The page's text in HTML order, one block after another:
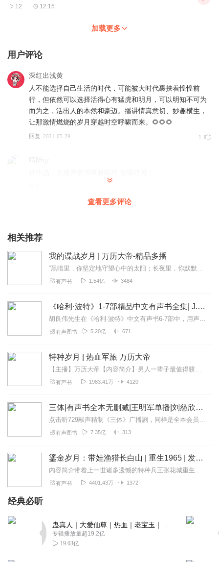
12 12:15
加载更多
用户评论
深红出浅黄
人不能选择自己生活的时代，可能被大时代裹挟着惶惶前
行，但依然可以选择活得心有猛虎和明月，可以明知不可为
而为之，活出人的本然和豪迈。播讲情真意切、妙趣横生，
让那激情燃烧的岁月穿越时空呼啸而来。🌻🌻🌻
回复 2021-05-29 1
查看更多评论
相关推荐
我的谍战岁月 | 万历大帝-精品多播
“黑暗里，你坚定地守望心中的太阳；长夜里，你默默地催生黎明的曙光；虎穴中，你忍辱负重，周旋待机；搏杀中，你悄然而起，毙敌无形；你的名字无人知晓，你的功勋永垂不朽...
有声书 1.54亿 3484
《哈利·波特》1-7部精品中文有声书全集| J.K.罗琳原著，光合积木演播
胡良伟先生在《哈利·波特》中文有声书6-7部中，用声音带领着大家继续魔法之旅。为保证作品的一致性，给大家带来完整的魔法体验，我们与版权方PottermoreP...
有声图书 5.20亿 671
特种岁月 | 热血军旅 万历大帝
【主播】万历大帝【内容简介】男人一辈子最值得骄傲的事里包括：服一次役，当一回特种兵，和世界上最强的军人交手。还有，为自己的祖国奉献一次青春，为这片热土上的人...
有声书 1983.41万 4120
三体|有声书全本无删减|王明军单播|刘慈欣原著
点击听729献声精制《三体》广播剧，同样是全本会员免费畅听，快来感受声音大戏的魅力！【购买须知】1、本作品部分集数为免费试听。2、版权归原作者所有，严禁翻录成任...
有声图书 7.35亿 313
鎏金岁月：带娃渔猎长白山 | 重生1965 | 发家致富 | 野贺丨多人有声剧
内容简介带着上一世诸多遗憾的特种兵王张花城重生了，回到了宝藏满地的1965年。在这个不禁枪、不禁猎、山中满地宝、海洋物资爆的时代，张花城默默地举起了手中猎枪。从...
有声书 4401.43万 1372
经典必听
专辑播放量超19.2亿
19.03亿